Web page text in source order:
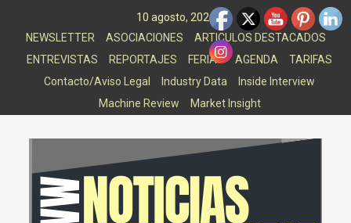
10 agosto, 2026
NEWSLETTER
ASOCIACIONES
ARTICULOS DESTACADOS
ENTREVISTAS
REPORTAJES FERIAS AGENDA
TARIFAS
Contacto/Aviso Legal
Industry Data
Inside Interview
Machine Review
Market Insight